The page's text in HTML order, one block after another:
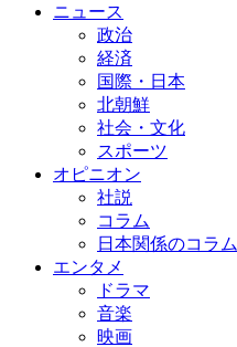
ニュース
政治
経済
国際・日本
北朝鮮
社会・文化
スポーツ
オピニオン
社説
コラム
日本関係のコラム
エンタメ
ドラマ
音楽
映画